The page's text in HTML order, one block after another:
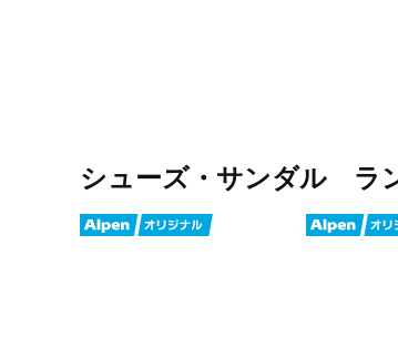
シューズ・サンダル ラ